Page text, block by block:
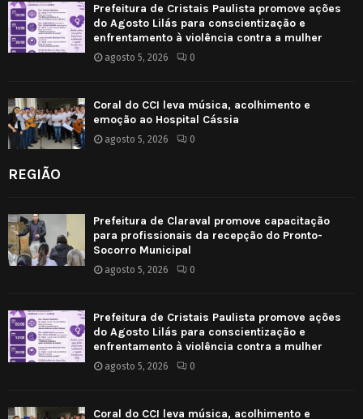
Prefeitura de Cristais Paulista promove ações
do Agosto Lilás para conscientização e
enfrentamento à violência contra a mulher
agosto 5, 2026 0
Coral do CCI leva música, acolhimento e
emoção ao Hospital Cássia
agosto 5, 2026 0
REGIÃO
Prefeitura de Claraval promove capacitação
para profissionais da recepção do Pronto-
Socorro Municipal
agosto 5, 2026 0
Prefeitura de Cristais Paulista promove ações
do Agosto Lilás para conscientização e
enfrentamento à violência contra a mulher
agosto 5, 2026 0
Coral do CCI leva música, acolhimento e